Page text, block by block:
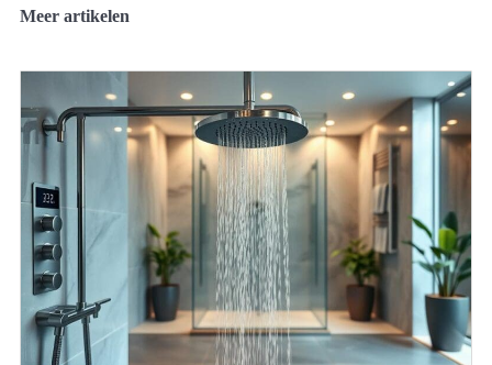
Meer artikelen